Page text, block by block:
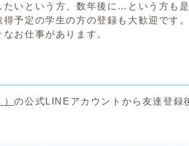
たいという方、数年後に…という方も
予定の学生の方の登録も大歓迎です
お仕事があります。
）の公式LINEアカウントから友達登